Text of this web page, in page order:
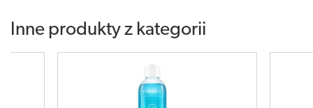
Inne produkty z kategorii